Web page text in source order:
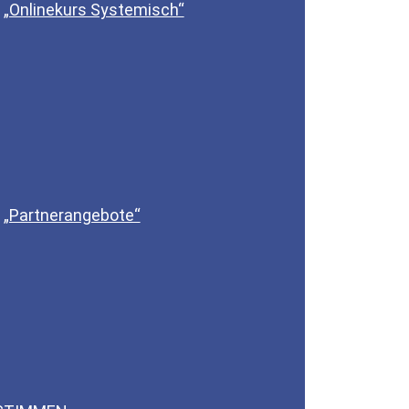
„Onlinekurs Systemisch“
„Partnerangebote“